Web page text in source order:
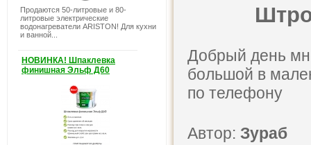
Продаются 50-литровые и 80-
литровые электрические
водонагреватели ARISTON! Для кухни
и ванной...
НОВИНКА! Шпаклевка
финишная Эльф Д60
Добрый день
большой в
по телефону
Автор: Зураб